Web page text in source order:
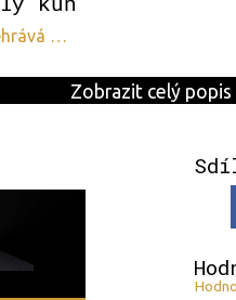
…
Zobrazit celý popis